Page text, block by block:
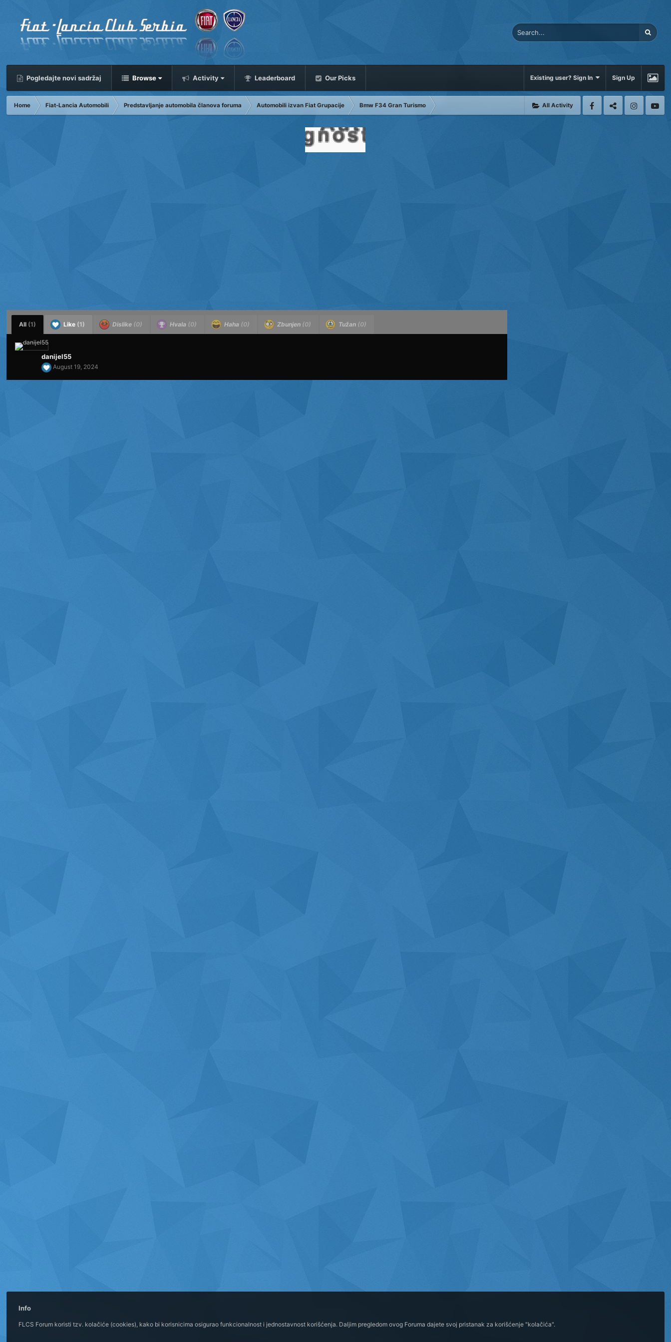
Pogledajte novi sadržaj Browse Activity Leaderboard Our Picks Existing user? Sign In Sign Up
All Activity
Home Fiat-Lancia Automobili Predstavljanje automobila članova foruma Automobili izvan Fiat Grupacije Bmw F34 Gran Turismo
All (1) Like (1) Dislike (0) Hvala (0) Haha (0) Zbunjen (0) Tužan (0)
danijel55
August 19, 2024
Info
FLCS Forum koristi tzv. kolačiće (cookies), kako bi korisnicima osigurao funkcionalnost i jednostavnost korišćenja. Daljim pregledom ovog Foruma dajete svoj pristanak za korišćenje "kolačića".